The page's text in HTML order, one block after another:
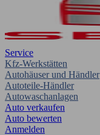
Service
Kfz-Werkstätten
Autohäuser und Händler
Autoteile-Händler
Autowaschanlagen
Auto verkaufen
Auto bewerten
Anmelden